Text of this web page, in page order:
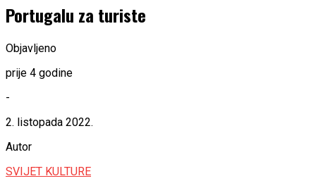
Portugalu za turiste
Objavljeno
prije 4 godine
-
2. listopada 2022.
Autor
SVIJET KULTURE